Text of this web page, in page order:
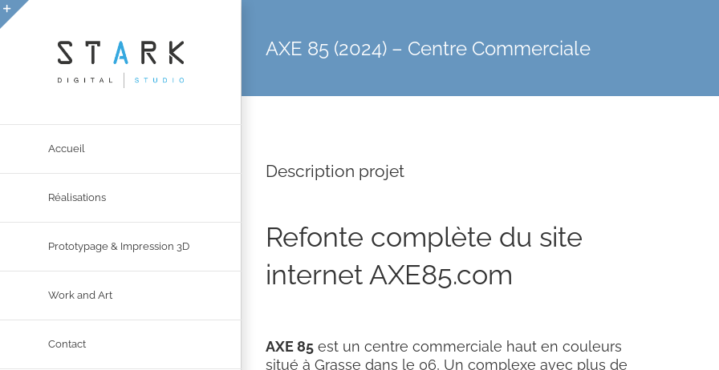
Passer
au
Accueil
Réalisations
Prototypage & Impression 3D
Work and Art
Contact
AXE 85 (2024) – Centre Commerciale
Description projet
Refonte complète du site
internet AXE85.com
AXE 85 est un centre commerciale haut en couleurs
situé à Grasse dans le 06, Un complexe avec plus de
de